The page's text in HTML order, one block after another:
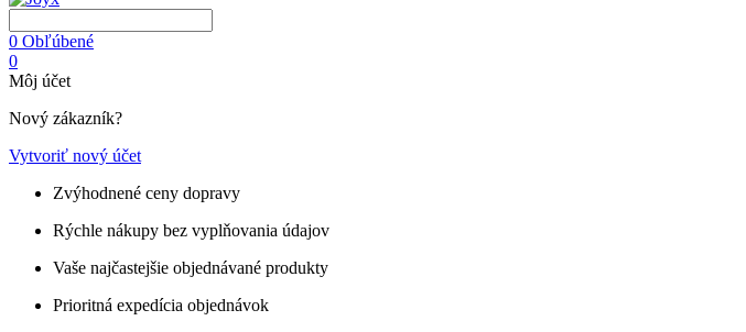
0 Obľúbené
0
Môj účet
Nový zákazník?
Vytvoriť nový účet
Zvýhodnené ceny dopravy
Rýchle nákupy bez vyplňovania údajov
Vaše najčastejšie objednávané produkty
Prioritná expedícia objednávok